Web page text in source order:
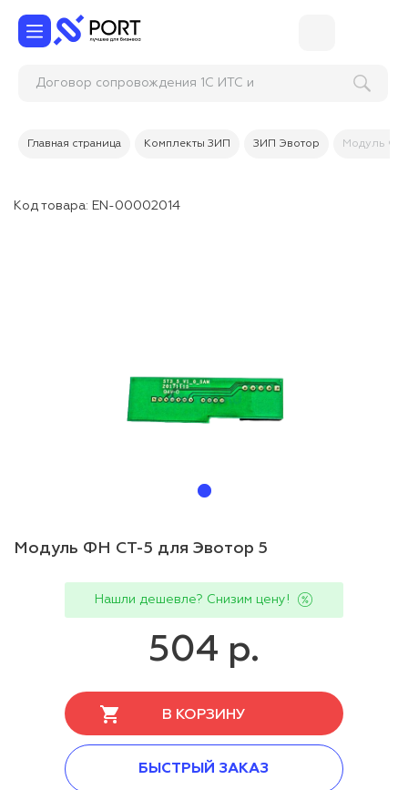
Договор сопровождения 1С ИТС и
Главная страница Комплекты ЗИП ЗИП Эвотор Модуль ФН
Код товара: EN-00002014
Модуль ФН СТ-5 для Эвотор 5
Нашли дешевле? Снизим цену!
504 р.
В КОРЗИНУ
БЫСТРЫЙ ЗАКАЗ